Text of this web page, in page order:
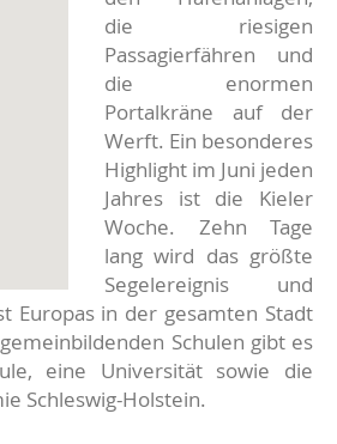
die riesigen
Passagierfähren und
die enormen
Portalkräne auf der
Werft. Ein besonderes
Highlight im Juni jeden
Jahres ist die Kieler
Woche. Zehn Tage
lang wird das größte
Segelereignis und
Europas in der gesamten Stadt
Schulen gibt es
eine Universität sowie die
Schleswig-Holstein.